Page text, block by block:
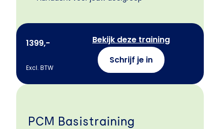
1399,-
Excl. BTW
Bekijk deze training
Schrijf je in
PCM Basistraining